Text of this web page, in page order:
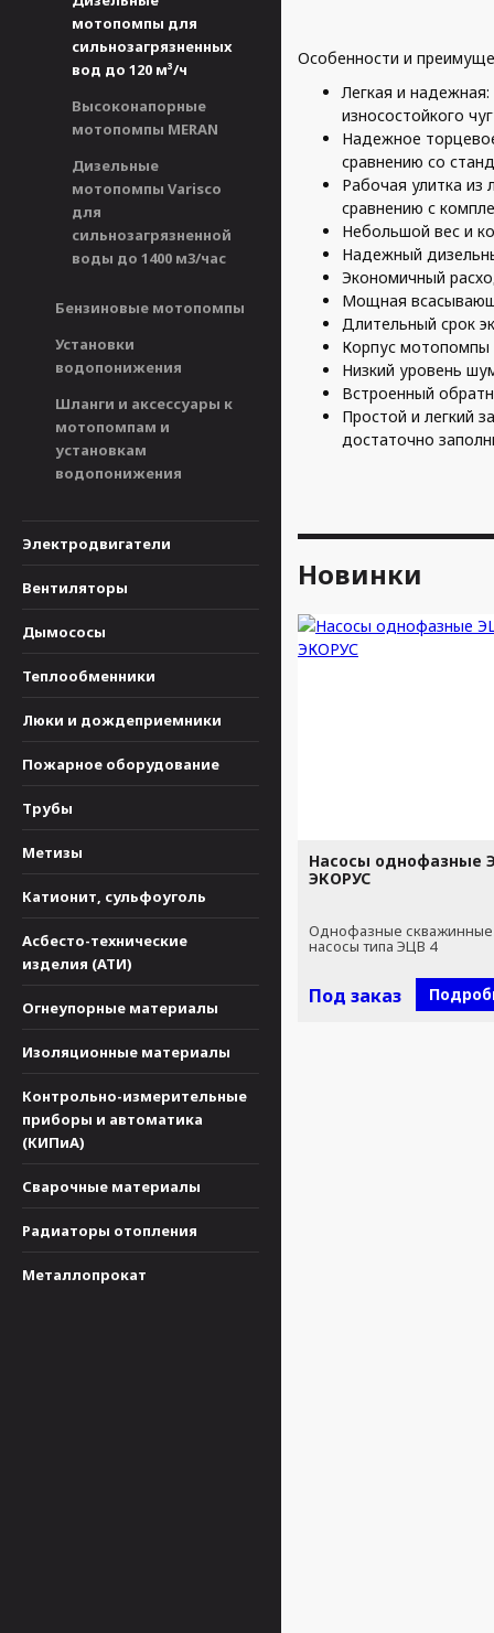
мотопомпы для
сильнозагрязненных
вод до 120 м³/ч
Высоконапорные
мотопомпы MERAN
Дизельные
мотопомпы Varisco
для
сильнозагрязненной
воды до 1400 м3/час
Бензиновые мотопомпы
Установки
водопонижения
Шланги и аксессуары к
мотопомпам и
установкам
водопонижения
Электродвигатели
Вентиляторы
Дымососы
Теплообменники
Люки и дождеприемники
Пожарное оборудование
Трубы
Метизы
Катионит, сульфоуголь
Асбесто-технические
изделия (АТИ)
Огнеупорные материалы
Изоляционные материалы
Контрольно-измерительные
приборы и автоматика
(КИПиА)
Сварочные материалы
Радиаторы отопления
Металлопрокат
Особенности и
Легкая и
износостойкого
Надежное
сравнению со
Рабочая улитка из
сравнению с
Небольшой вес и
Надежный
Экономичный
Мощная
Длительный срок
Корпус мотопомпы
Низкий уровень
Встроенный
Простой и легкий
достаточно
Новинки
Насосы однофазные
ЭКОРУС
Однофазные скважинные
насосы типа ЭЦВ 4
Под заказ